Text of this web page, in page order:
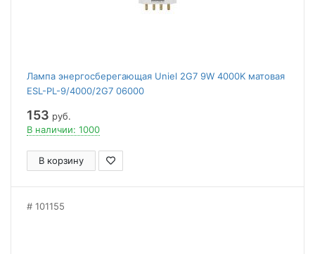
Лампа энергосберегающая Uniel 2G7 9W 4000K матовая
ESL-PL-9/4000/2G7 06000
153 руб.
В наличии: 1000
В корзину
101155